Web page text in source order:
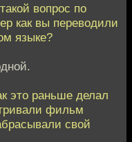
вопрос по
как вы переводили
языке?
это раньше делал
фильм
свой